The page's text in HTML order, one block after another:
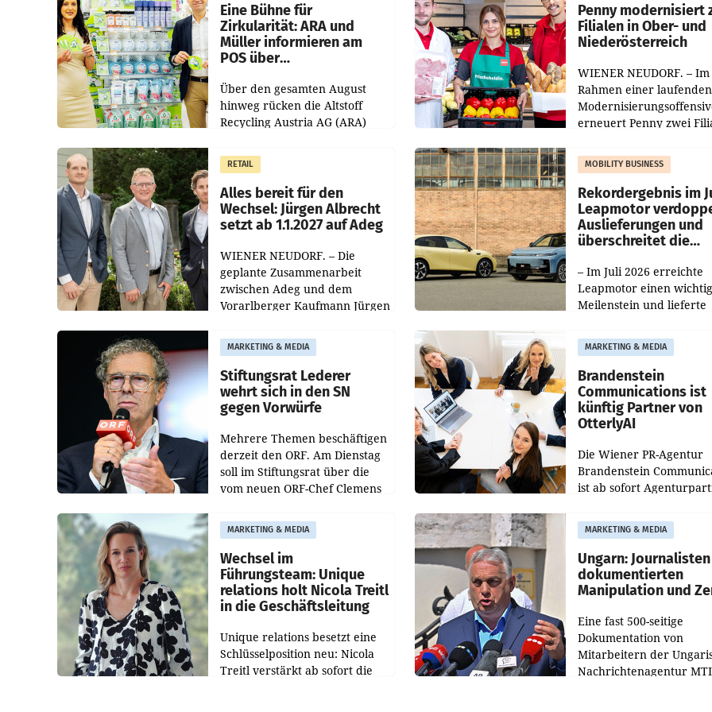
dem Vergleichszeitraum
übertroffen.
Eine Bühne für
Zirkularität: ARA und
Müller informieren am
POS über
Über den gesamten August
hinweg rücken die Altstoff
Recycling Austria AG (ARA)
Müller die Initiative „Kreislauf-
Helden“ in allen
österreichischen Müller-Filialen
Penny modernisiert
Filialen in Ober- und
Niederösterreich
WIENER NEUDORF. – Im
Rahmen einer laufenden
erneuert Penny zwei
Die beiden Standorte
Haag sowie im rund
RETAIL
Alles bereit für den
Wechsel: Jürgen Albrecht
setzt ab 1.1.2027 auf Adeg
WIENER NEUDORF. – Die
geplante Zusammenarbeit
zwischen Adeg und dem
Vorarlberger Kaufmann Jürgen
freigegeben: Die
Bundeswettbewerbsbehörde
und der Bundeskartellanwalt
MOBILITY BUSINESS
Rekordergebnis im
Leapmotor
Auslieferungen und
überschreitet die
– Im Juli 2026 erreichte
Leapmotor einen
Meilenstein und lieferte
aus, womit sich das
gegenüber Juli 2025
verdoppelte (+102
MARKETING & MEDIA
Stiftungsrat Lederer
wehrt sich in den SN
gegen Vorwürfe
Mehrere Themen beschäftigen
derzeit den ORF. Am Dienstag
soll im Stiftungsrat über die
vom neuen ORF-Chef Clemens
Besetzungen für die
Direktionen abgestimmt
werden.
MARKETING & MEDIA
Brandenstein
Communications ist
künftig Partner von
OtterlyAI
Die Wiener PR-Agentur
Brandenstein
ist ab sofort
Optimierungsplattform
OtterlyAI. Damit baut die
Agentur ihr
MARKETING & MEDIA
Wechsel im
Führungsteam: Unique
relations holt Nicola Treitl
in die Geschäftsleitung
Unique relations besetzt eine
Schlüsselposition neu: Nicola
Treitl verstärkt ab sofort die
MARKETING & MEDIA
Ungarn: Journalisten
dokumentierten
Manipulation und
Eine fast 500-seitige
Dokumentation von
Mitarbeitern der
Nachrichtenagentur